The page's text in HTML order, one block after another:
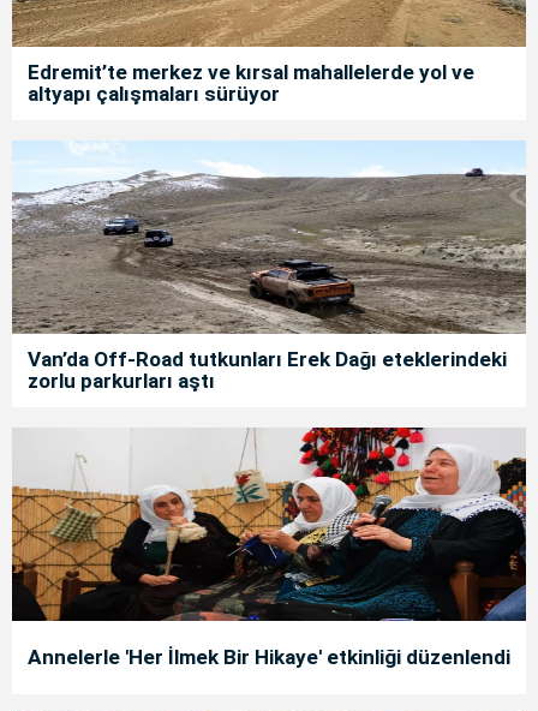
Edremit’te merkez ve kırsal mahallelerde yol ve
altyapı çalışmaları sürüyor
Van’da Off-Road tutkunları Erek Dağı eteklerindeki
zorlu parkurları aştı
Annelerle 'Her İlmek Bir Hikaye' etkinliği düzenlendi